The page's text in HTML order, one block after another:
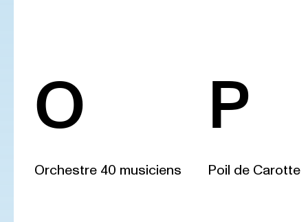
O
Orchestre 40 musiciens
P
Poil de Carotte